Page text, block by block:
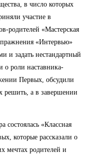
в число которых
участие в
родителей «Мастерская
«Интервью»
и задать нестандартный
роли наставника-
Первых, обсудили
решить, а в завершении
состоялась «Классная
которые рассказали о
мечтах родителей и